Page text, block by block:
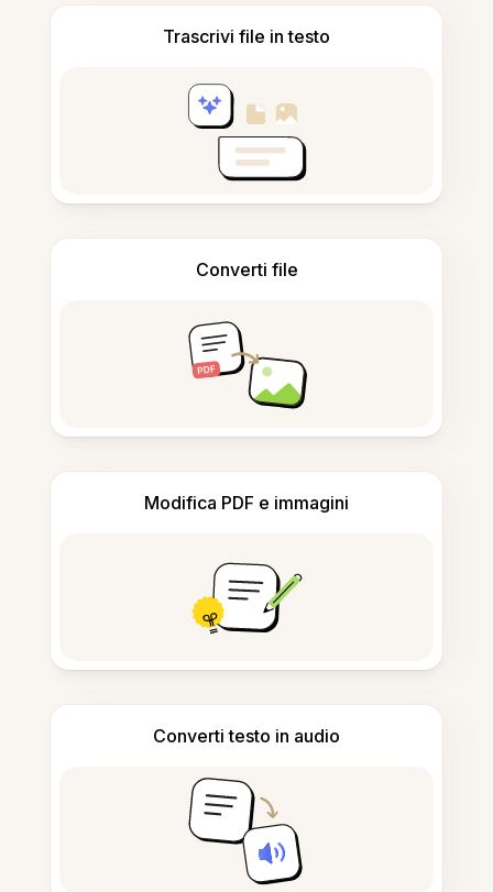
Trascrivi file in testo
Converti file
Modifica PDF e immagini
Converti testo in audio